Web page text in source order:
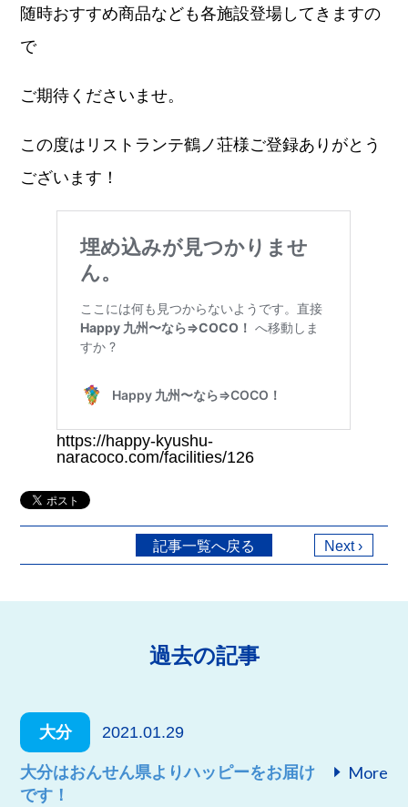
随時おすすめ商品なども各施設登場してきますの
で
ご期待くださいませ。
この度はリストランテ鶴ノ荘様ご登録ありがとう
ございます！
https://happy-kyushu-
naracoco.com/facilities/126
Next ›
記事一覧へ戻る
過去の記事
大分 2021.01.29
大分はおんせん県よりハッピーをお届け
です！
More